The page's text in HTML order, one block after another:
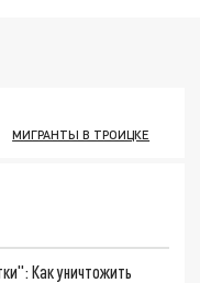
МИГРАНТЫ В ТРОИЦКЕ
Как уничтожить